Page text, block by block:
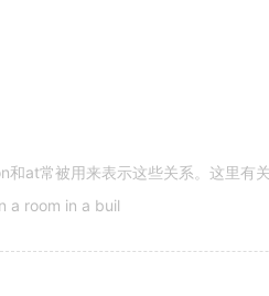
at常被用来表示这些关系。这里有
a room in a buil